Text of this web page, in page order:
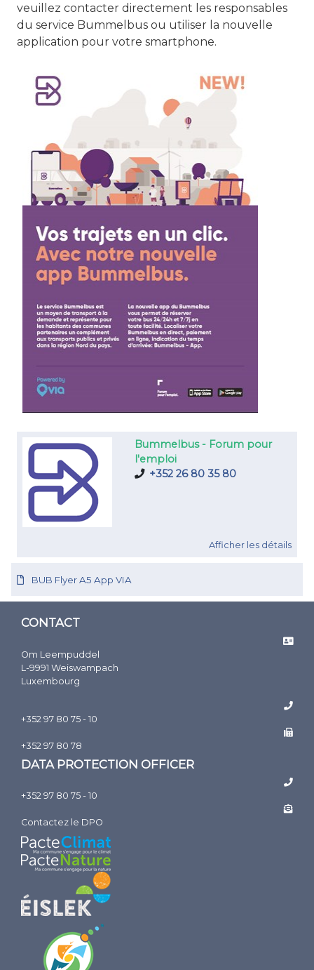
veuillez contacter directement les responsables
du service Bummelbus ou utiliser la nouvelle
application pour votre smartphone.
Bummelbus - Forum pour
l'emploi
+352 26 80 35 80
Afficher les détails
BUB Flyer A5 App VIA
CONTACT
Om Leempuddel
L-9991 Weiswampach
Luxembourg
+352 97 80 75 - 10
+352 97 80 78
DATA PROTECTION OFFICER
+352 97 80 75 - 10
Contactez le DPO